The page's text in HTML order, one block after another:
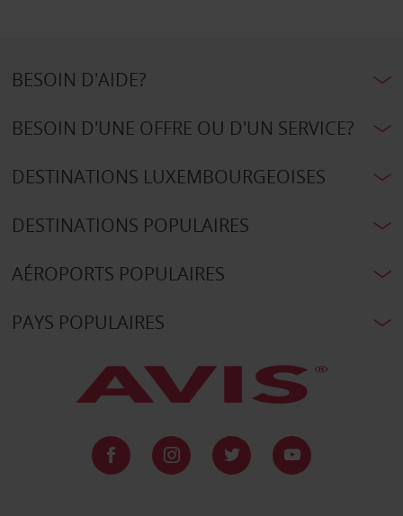
BESOIN D'AIDE?
BESOIN D'UNE OFFRE OU D'UN SERVICE?
DESTINATIONS LUXEMBOURGEOISES
DESTINATIONS POPULAIRES
AÉROPORTS POPULAIRES
PAYS POPULAIRES